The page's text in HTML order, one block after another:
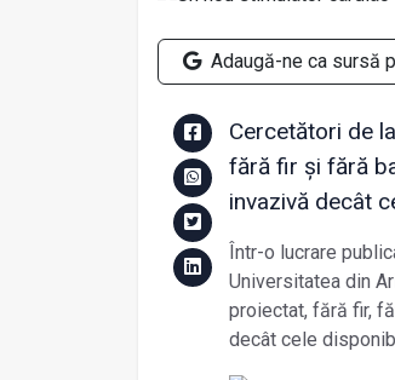
Adaugă-ne ca sursă
Cercetători de
fără fir și fără
invazivă decât
Într-o lucrare
Universitatea din
proiectat, fără fir,
decât cele